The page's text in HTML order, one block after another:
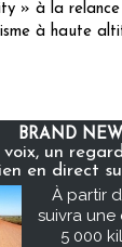
» à la relance
à haute
BRAND
un
en direct
À partir
suivra
5 000